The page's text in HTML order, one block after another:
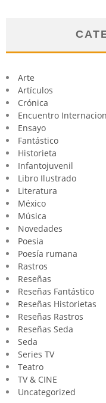
Arte
Artículos
Crónica
Encuentro
Ensayo
Fantástico
Historieta
Infantojuvenil
Libro Ilustrado
Literatura
México
Música
Novedades
Poesia
Poesía rumana
Rastros
Reseñas
Reseñas Fantástico
Reseñas Historietas
Reseñas Rastros
Reseñas Seda
Seda
Series TV
Teatro
TV & CINE
Uncategorized